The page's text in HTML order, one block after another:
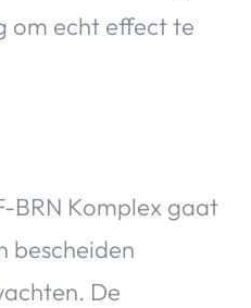
om echt effect te
BRN Komplex gaat
bescheiden
De